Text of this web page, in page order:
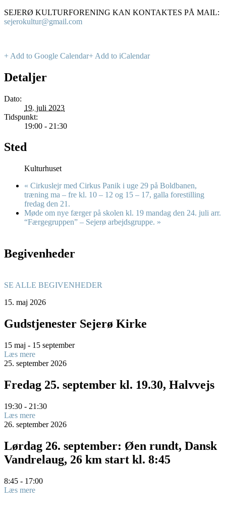
SEJERØ KULTURFORENING KAN KONTAKTES PÅ MAIL:
sejerokultur@gmail.com
+ Add to Google Calendar+ Add to iCalendar
Detaljer
Dato:
19. juli 2023
Tidspunkt:
19:00 - 21:30
Sted
Kulturhuset
« Cirkuslejr med Cirkus Panik i uge 29 på Boldbanen,
træning ma – fre kl. 10 – 12 og 15 – 17, galla forestilling
fredag den 21.
Møde om nye færger på skolen kl. 19 mandag den 24. juli arr.
“Færgegruppen” – Sejerø arbejdsgruppe. »
Begivenheder
SE ALLE BEGIVENHEDER
15. maj 2026
Gudstjenester Sejerø Kirke
15 maj - 15 september
Læs mere
25. september 2026
Fredag 25. september kl. 19.30, Halvvejs
19:30 - 21:30
Læs mere
26. september 2026
Lørdag 26. september: Øen rundt, Dansk
Vandrelaug, 26 km start kl. 8:45
8:45 - 17:00
Læs mere